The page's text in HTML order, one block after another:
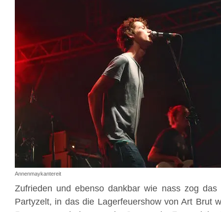
Annenmaykantereit
Zufrieden und ebenso dankbar wie nass zog das
Partyzelt, in das die Lagerfeuershow von Art Brut